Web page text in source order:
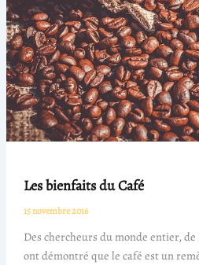
Les bienfaits du Café
15 novembre 2016
Des chercheurs du monde entier,
ont démontré que le café est un